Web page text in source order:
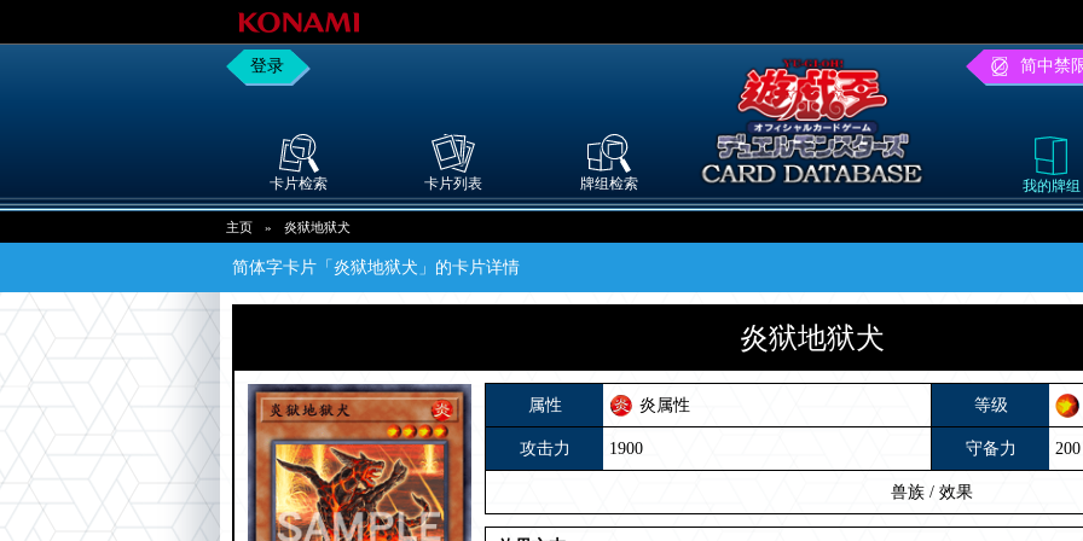
登录 简中禁
卡片检索 卡片列表 牌组检索 我的牌组
主页 » 炎狱地狱犬
简体字卡片「炎狱地狱犬」的卡片详情
炎狱地狱犬
属性 炎属性 等级
攻击力 1900 守备力 200
兽族 / 效果